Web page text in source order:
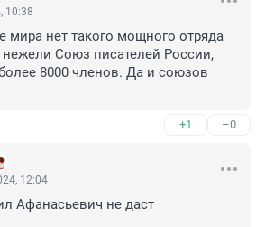
10:38
мира нет такого мощного отряда
нежели Союз писателей России,
8000 членов. Да и союзов
+1 –0
12:04
Афанасьевич не даст